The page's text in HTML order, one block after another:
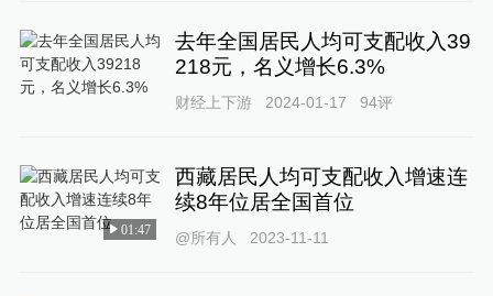
去年全国居民人均可支配收入39
218元，名义增长6.3%
财经上下游 2024-01-17 94评
01:47
西藏居民人均可支配收入增速连
续8年位居全国首位
@所有人 2023-11-11